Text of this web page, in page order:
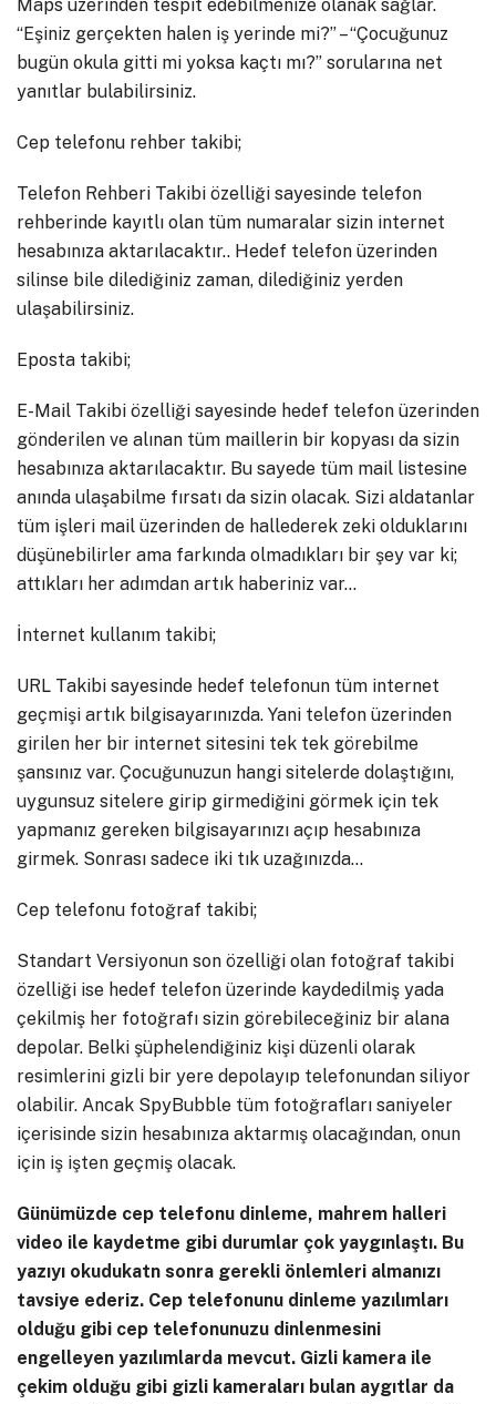
Maps üzerinden tespit edebilmenize olanak sağlar.
“Eşiniz gerçekten halen iş yerinde mi?” – “Çocuğunuz
bugün okula gitti mi yoksa kaçtı mı?” sorularına net
yanıtlar bulabilirsiniz.
Cep telefonu rehber takibi;
Telefon Rehberi Takibi özelliği sayesinde telefon
rehberinde kayıtlı olan tüm numaralar sizin internet
hesabınıza aktarılacaktır.. Hedef telefon üzerinden
silinse bile dilediğiniz zaman, dilediğiniz yerden
ulaşabilirsiniz.
Eposta takibi;
E-Mail Takibi özelliği sayesinde hedef telefon üzerinden
gönderilen ve alınan tüm maillerin bir kopyası da sizin
hesabınıza aktarılacaktır. Bu sayede tüm mail listesine
anında ulaşabilme fırsatı da sizin olacak. Sizi aldatanlar
tüm işleri mail üzerinden de hallederek zeki olduklarını
düşünebilirler ama farkında olmadıkları bir şey var ki;
attıkları her adımdan artık haberiniz var…
İnternet kullanım takibi;
URL Takibi sayesinde hedef telefonun tüm internet
geçmişi artık bilgisayarınızda. Yani telefon üzerinden
girilen her bir internet sitesini tek tek görebilme
şansınız var. Çocuğunuzun hangi sitelerde dolaştığını,
uygunsuz sitelere girip girmediğini görmek için tek
yapmanız gereken bilgisayarınızı açıp hesabınıza
girmek. Sonrası sadece iki tık uzağınızda…
Cep telefonu fotoğraf takibi;
Standart Versiyonun son özelliği olan fotoğraf takibi
özelliği ise hedef telefon üzerinde kaydedilmiş yada
çekilmiş her fotoğrafı sizin görebileceğiniz bir alana
depolar. Belki şüphelendiğiniz kişi düzenli olarak
resimlerini gizli bir yere depolayıp telefonundan siliyor
olabilir. Ancak SpyBubble tüm fotoğrafları saniyeler
içerisinde sizin hesabınıza aktarmış olacağından, onun
için iş işten geçmiş olacak.
Günümüzde cep telefonu dinleme, mahrem halleri
video ile kaydetme gibi durumlar çok yaygınlaştı. Bu
yazıyı okudukatn sonra gerekli önlemleri almanızı
tavsiye ederiz. Cep telefonunu dinleme yazılımları
olduğu gibi cep telefonunuzu dinlenmesini
engelleyen yazılımlarda mevcut. Gizli kamera ile
çekim olduğu gibi gizli kameraları bulan aygıtlar da